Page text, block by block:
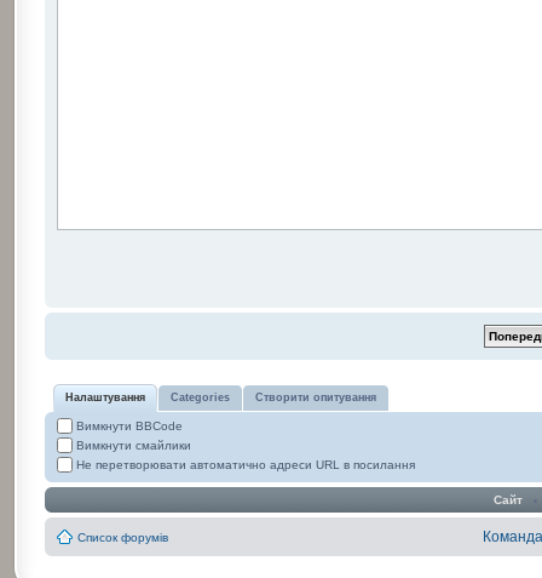
Налаштування Categories Створити опитування
Вимкнути BBCode
Вимкнути смайлики
Не перетворювати автоматично адреси URL в посилання
Сайт ‹
Список форумів